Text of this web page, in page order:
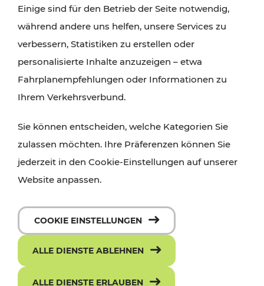
Attraktionen sind mit den Ticket- und Fahrplan-
Angeboten des VOR gut und schnell erreichbar.
Einige sind für den Betrieb der Seite notwendig,
während andere uns helfen, unsere Services zu
verbessern, Statistiken zu erstellen oder
personalisierte Inhalte anzuzeigen – etwa
Fahrplanempfehlungen oder Informationen zu
Ihrem Verkehrsverbund.
Sie können entscheiden, welche Kategorien Sie
zulassen möchten. Ihre Präferenzen können Sie
jederzeit in den Cookie-Einstellungen auf unserer
Website anpassen.
COOKIE EINSTELLUNGEN
ALLE DIENSTE ABLEHNEN
ALLE DIENSTE ERLAUBEN